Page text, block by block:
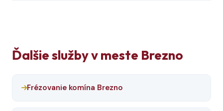
Ďalšie služby v meste Brezno
Frézovanie komína Brezno